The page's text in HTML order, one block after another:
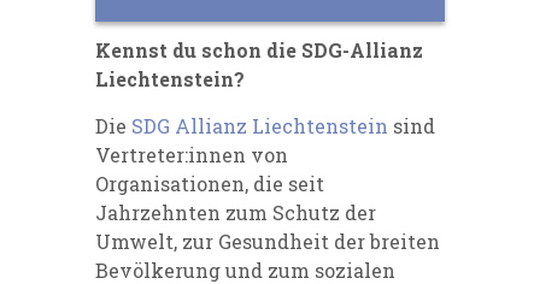
Kennst du schon die SDG-Allianz
Liechtenstein?
Die SDG Allianz Liechten­stein sind
Vertreter:innen von
Organisationen, die seit
Jahrzehnten zum Schutz der
Umwelt, zur Gesundheit der breiten
Bevölkerung und zum sozialen